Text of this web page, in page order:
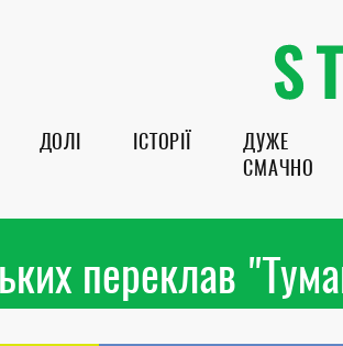
ДОЛІ ІСТОРІЇ
ДУЖЕ
СМАЧНО
переклав